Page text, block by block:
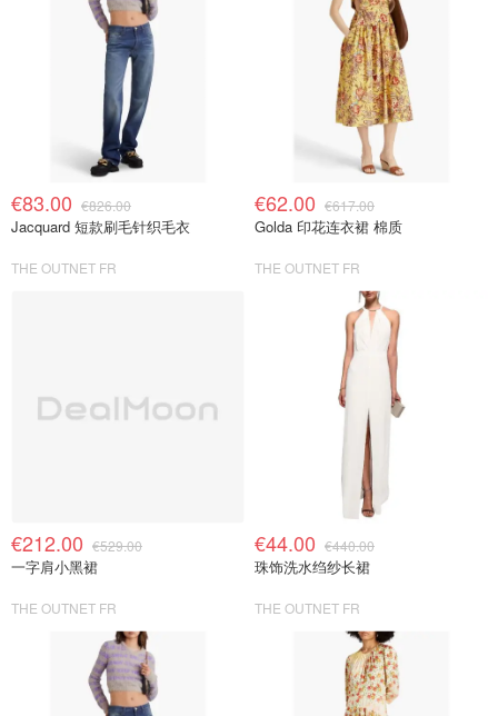
€83.00 €826.00
Jacquard 短款刷毛针织毛衣
THE OUTNET FR
€62.00 €617.00
Golda 印花连衣裙 棉质
THE OUTNET FR
€212.00 €529.00
一字肩小黑裙
THE OUTNET FR
€44.00 €440.00
珠饰洗水绉纱长裙
THE OUTNET FR